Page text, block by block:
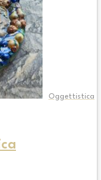
Oggettistica